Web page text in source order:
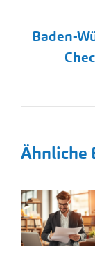
Baden-
Ähnliche